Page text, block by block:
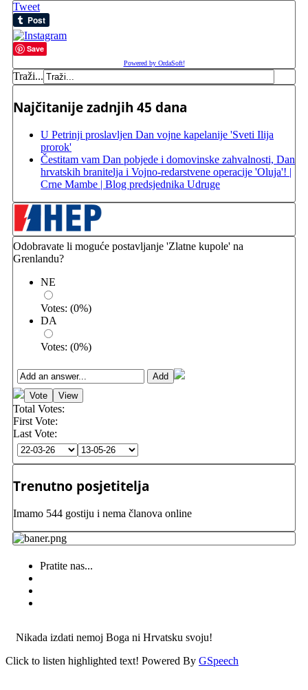
Tweet
Save
Powered by OrdaSoft!
Traži...
Najčitanije zadnjih 45 dana
U Petrinji proslavljen Dan vojne kapelanije 'Sveti Ilija
prorok'
Čestitam vam Dan pobjede i domovinske zahvalnosti, Dan
hrvatskih branitelja i Vojno-redarstvene operacije 'Oluja'! |
Crne Mambe | Blog predsjednika Udruge
Odobravate li moguće postavljanje 'Zlatne kupole' na
Grenlandu?
NE
Votes: (0%)
DA
Votes: (0%)
Total Votes:
First Vote:
Last Vote:
Trenutno posjetitelja
Imamo 544 gostiju i nema članova online
Pratite nas...
Nikada izdati nemoj Boga ni Hrvatsku svoju!
Click to listen highlighted text! Powered By GSpeech